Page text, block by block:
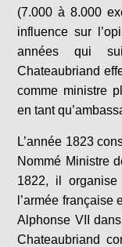
(7.000 à 8.000
influence sur
années qui
Chateaubriand
comme ministre
en tant
L’année 1823
Nommé Ministre
1822, il organise
l’armée
Alphonse VII
Chateaubriand